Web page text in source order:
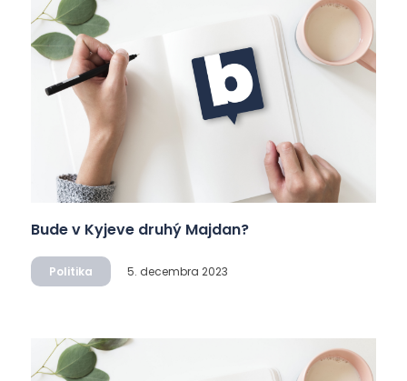
Bude v Kyjeve druhý Majdan?
Politika 5. decembra 2023